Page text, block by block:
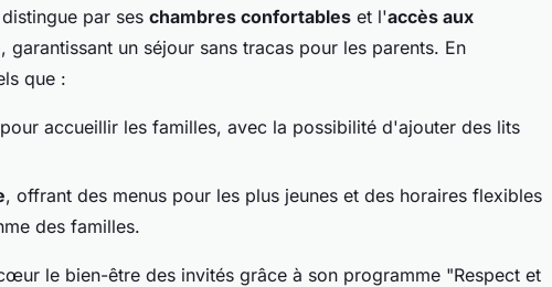
par ses chambres confortables et l'accès aux
, garantissant un séjour sans tracas pour les parents. En
que :
pour accueillir les familles, avec la possibilité d'ajouter des lits
, offrant des menus pour les plus jeunes et des horaires flexibles
des familles.
le bien-être des invités grâce à son programme "Respect et